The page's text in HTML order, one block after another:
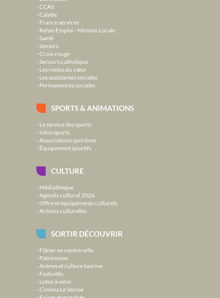
CCAS
Calade
France services
Relais Emploi - Mission Locale
Santé
Séniors
Croix rouge
Secours catholique
Les restos du cœur
Les assistantes sociales
Permanences sociales
SPORTS & ANIMATIONS
Le service des sports
Infos sports
Associations sportives
Équipement sportifs
CULTURE
Médiathèque
Agenda culturel 2026
Offre et équipements culturels
Actions culturelles
SORTIR DÉCOUVRIR
Flâner en centre-ville
Patrimoine
Arènes et culture taurine
Festivités
Lotos à venir
Cinéma Le Venise